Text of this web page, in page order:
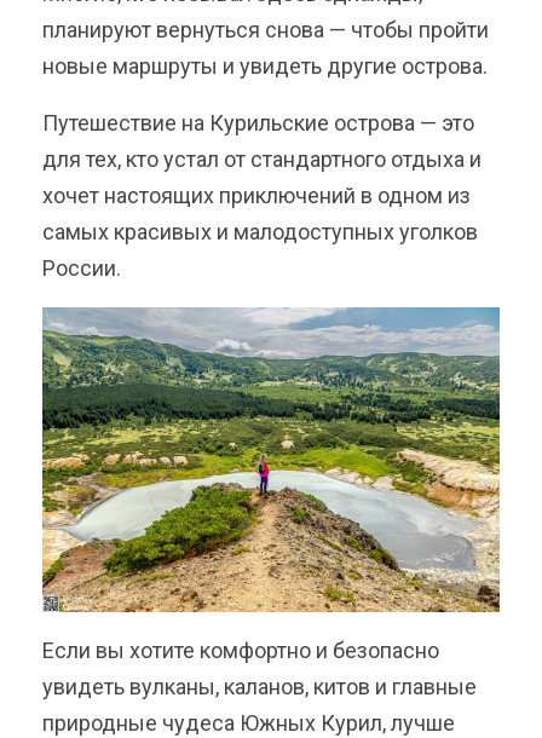
планируют вернуться снова — чтобы пройти
новые маршруты и увидеть другие острова.
Путешествие на Курильские острова — это
для тех, кто устал от стандартного отдыха и
хочет настоящих приключений в одном из
самых красивых и малодоступных уголков
России.
Если вы хотите комфортно и безопасно
увидеть вулканы, каланов, китов и главные
природные чудеса Южных Курил, лучше